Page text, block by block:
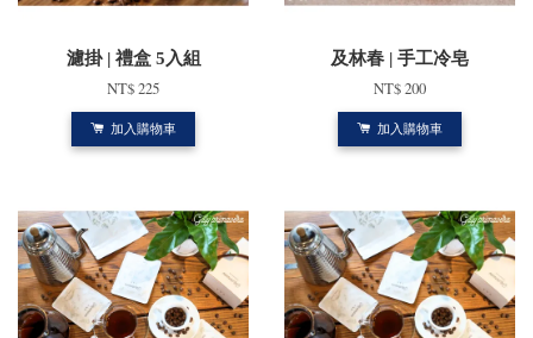
濾掛 | 禮盒 5入組
NT$ 225
加入購物車
及林春 | 手工冷皂
NT$ 200
加入購物車